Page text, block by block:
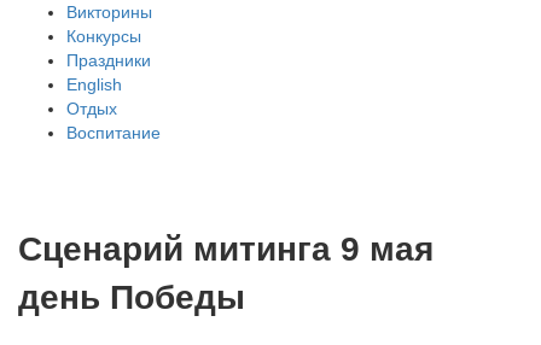
Викторины
Конкурсы
Праздники
English
Отдых
Воспитание
Сценарий митинга 9 мая
день Победы